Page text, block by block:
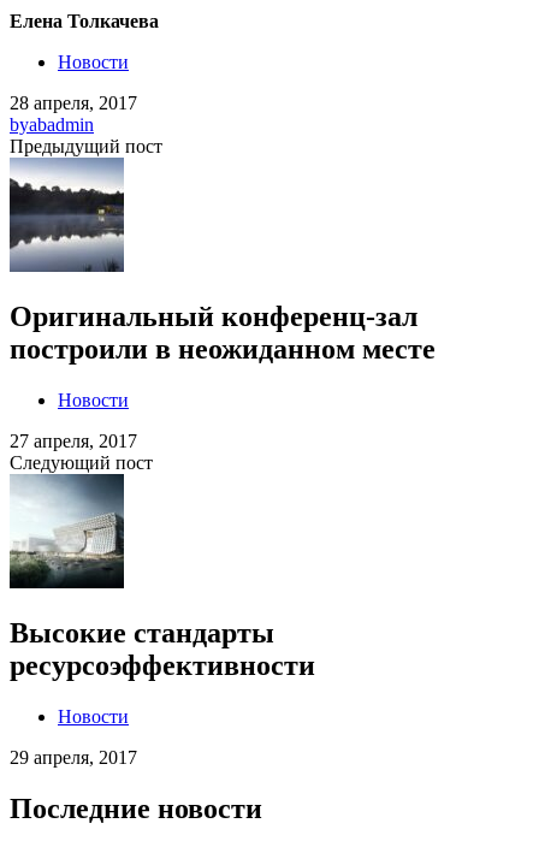
Елена Толкачева
Новости
28 апреля, 2017
byabadmin
Предыдущий пост
Оригинальный конференц-зал
построили в неожиданном месте
Новости
27 апреля, 2017
Следующий пост
Высокие стандарты
ресурсоэффективности
Новости
29 апреля, 2017
Последние новости